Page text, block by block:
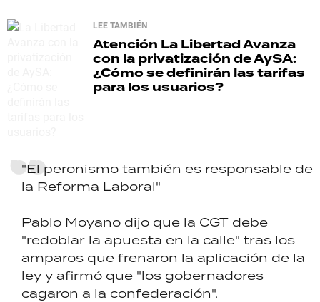
LEE TAMBIÉN
Atención La Libertad Avanza
con la privatización de AySA:
¿Cómo se definirán las tarifas
para los usuarios?
"El peronismo también es responsable de
la Reforma Laboral"
Pablo Moyano dijo que la CGT debe
"redoblar la apuesta en la calle" tras los
amparos que frenaron la aplicación de la
ley y afirmó que "los gobernadores
cagaron a la confederación".